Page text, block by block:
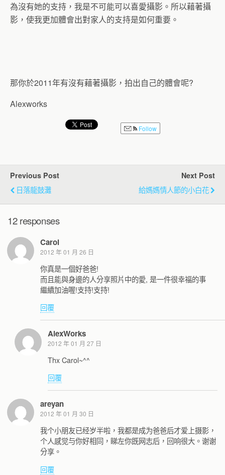
為沒有她的支持，我是不可能可以喜愛攝影。所以藉著攝
影，使我更加體會出對家人的支持是如何重要。
那你於2011年有沒有藉著攝影，拍出自己的體會呢?
Alexworks
Follow
Previous Post
日落龍鼓灘
Next Post
給媽媽情人節的小白花
12 responses
Carol
2012 年 01 月 26 日
你真是一個好爸爸!
而且能與身邊的人分享照片中的愛, 是一件很幸福的事
繼續加油喔!支持!支持!
回覆
AlexWorks
2012 年 01 月 27 日
Thx Carol~^^
回覆
areyan
2012 年 01 月 30 日
我个小朋友已经岁半啦，我都是成为爸爸后才爱上摄影，
个人感觉与你好相同，睇左你既网志后，回响很大。谢谢
分享。
回覆